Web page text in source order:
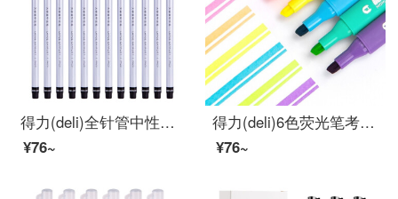
得力(deli)全针管中性笔 0.5mm大容量 一次性水笔签字笔 黑色12支/盒
¥76~
得力(deli)6色荧光笔考试复习重点标记笔 手帐可用水性记号笔6支/盒33111
¥76~